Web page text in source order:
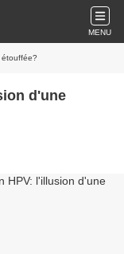
MENU
étouffée?
d'une